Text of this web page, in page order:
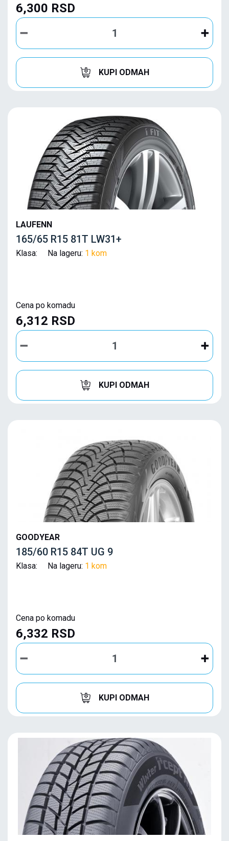
6,300 RSD
KUPI ODMAH
LAUFENN
165/65 R15 81T LW31+
Klasa: Na lageru: 1 kom
Cena po komadu
6,312 RSD
KUPI ODMAH
GOODYEAR
185/60 R15 84T UG 9
Klasa: Na lageru: 1 kom
Cena po komadu
6,332 RSD
KUPI ODMAH